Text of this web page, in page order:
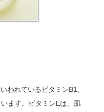
われているビタミンB1、
ます。ビタミンEは、肌